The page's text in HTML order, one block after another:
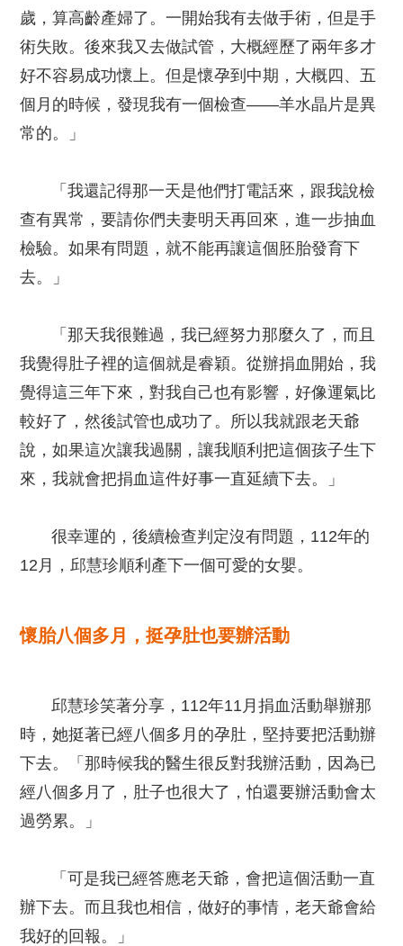
歲，算高齡產婦了。一開始我有去做手術，但是手
術失敗。後來我又去做試管，大概經歷了兩年多才
好不容易成功懷上。但是懷孕到中期，大概四、五
個月的時候，發現我有一個檢查——羊水晶片是異
常的。」
「我還記得那一天是他們打電話來，跟我說檢
查有異常，要請你們夫妻明天再回來，進一步抽血
檢驗。如果有問題，就不能再讓這個胚胎發育下
去。」
「那天我很難過，我已經努力那麼久了，而且
我覺得肚子裡的這個就是睿穎。從辦捐血開始，我
覺得這三年下來，對我自己也有影響，好像運氣比
較好了，然後試管也成功了。所以我就跟老天爺
說，如果這次讓我過關，讓我順利把這個孩子生下
來，我就會把捐血這件好事一直延續下去。」
很幸運的，後續檢查判定沒有問題，112年的
12月，邱慧珍順利產下一個可愛的女嬰。
懷胎八個多月，挺孕肚也要辦活動
邱慧珍笑著分享，112年11月捐血活動舉辦那
時，她挺著已經八個多月的孕肚，堅持要把活動辦
下去。「那時候我的醫生很反對我辦活動，因為已
經八個多月了，肚子也很大了，怕還要辦活動會太
過勞累。」
「可是我已經答應老天爺，會把這個活動一直
辦下去。而且我也相信，做好的事情，老天爺會給
我好的回報。」